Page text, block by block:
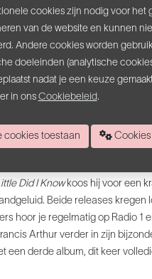
ARTHUR
Arthuris het soloproject van
van Team William en als
Lovers. Gewapend met
hart, met songs die
lo‑fi indiefolk, met echo’s van
90s indierock. Zijn debuutalbum
Did I Knowkoos hij voor een
Beide releases kregen
hoor je regelmatig op Radio 1
Arthur verder in zijn
een derde album, dit keer
cookies zijn nodig voor het
van de website en kunnen
Andere cookies worden
doeleinden (analytische
nadat je een keuze
in ons Cookiebeleid.
Alle cookies toestaan Cookies